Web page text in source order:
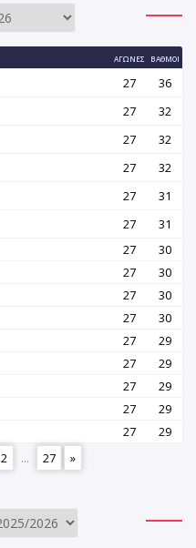
ΑΓΏΝΕΣ ΒΑΘΜΟΊ
27
36
27
32
27
32
27
32
27
31
27
31
27
30
27
30
27
30
27
30
27
29
27
29
27
29
27
29
27
29
2 ... 27 »